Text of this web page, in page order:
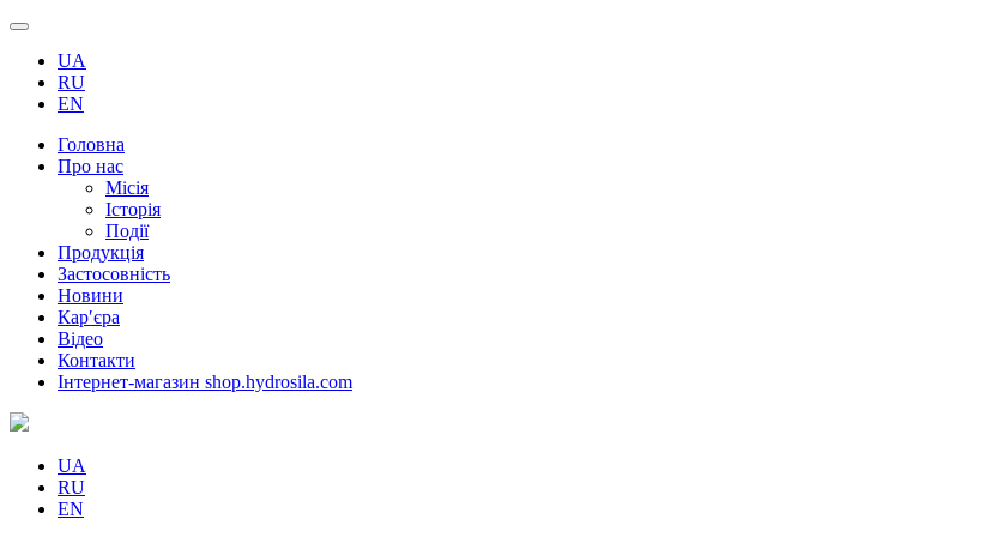
UA
RU
EN
Головна
Про нас
Місія
Історія
Події
Продукція
Застосовність
Новини
Кар′єра
Відео
Контакти
Інтернет-магазин shop.hydrosila.com
UA
RU
EN